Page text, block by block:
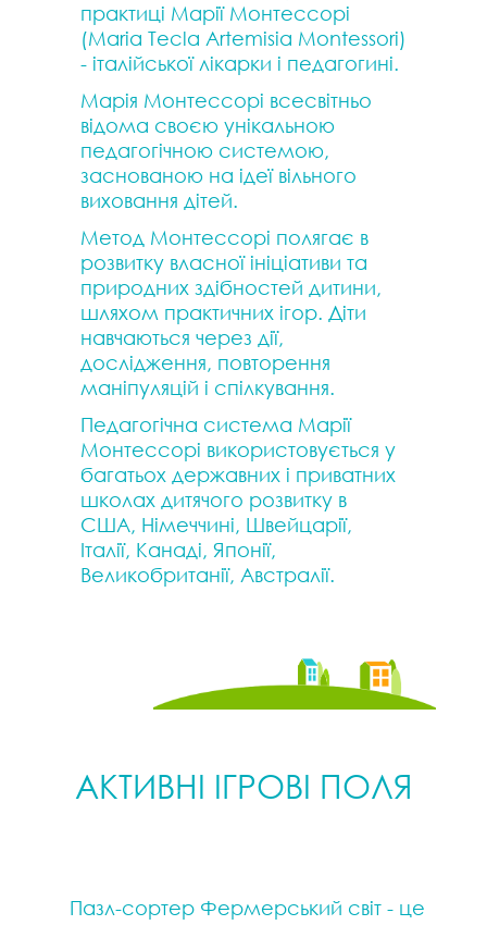
практиці Марії Монтессорі
(Maria Tecla Artemisia Montessori)
- італійської лікарки і педагогині.
Марія Монтессорі всесвітньо
відома своєю унікальною
педагогічною системою,
заснованою на ідеї вільного
виховання дітей.
Педагогічна система Марії
Монтессорі використовується у
багатьох державних і приватних
школах дитячого розвитку в
США, Німеччині, Швейцарії,
Італії, Канаді, Японії,
Великобританії, Австралії.
Метод Монтессорі полягає в
розвитку власної ініціативи та
природних здібностей дитини,
шляхом практичних ігор. Діти
навчаються через дії,
дослідження, повторення
маніпуляцій і спілкування.
АКТИВНІ ІГРОВІ ПОЛЯ
Пазл-сортер Фермерський світ - це